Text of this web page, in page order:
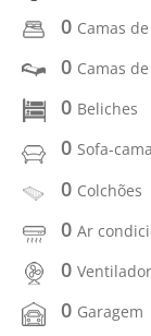
0 Camas
0 Camas
0 Beliches
0 Sofa-
0 Colchões
0 Ar
0
0 Garagem